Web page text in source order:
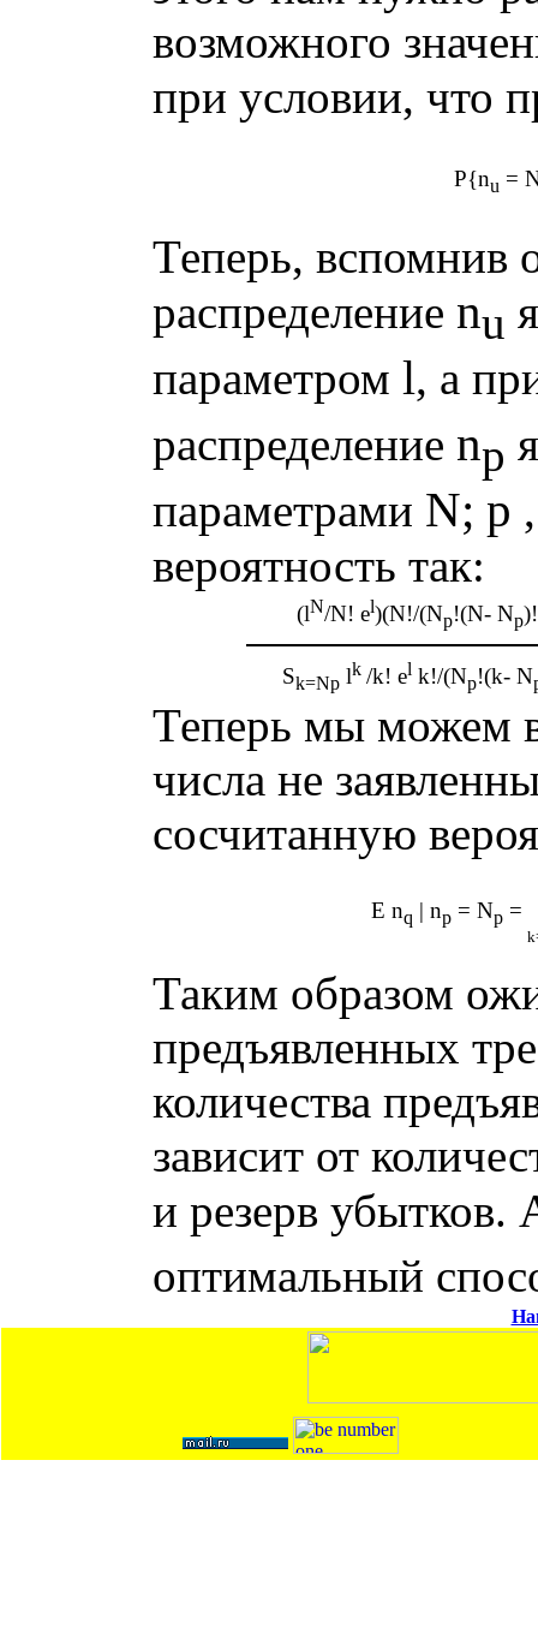
возможного
при условии, что
P{nu =
Теперь, вспомнив
распределение nu
параметром l, а
распределение np
параметрами N; p
вероятность так:
(lN/N! el)(N!/(Np!(N- Np
Sk=Np lk /k! el k!/(Np!(k- N
Теперь мы можем
числа не
сосчитанную
E nq | np = Np =
Таким образом
предъявленных
количества
зависит от
и резерв убытков.
оптимальный